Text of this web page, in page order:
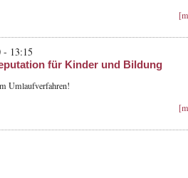
- 13:15
für Kinder und Bildung
Umlaufverfahren!